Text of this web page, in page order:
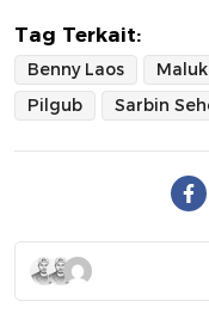
Tag Terkait:
Benny Laos
Pilgub
Sarbin